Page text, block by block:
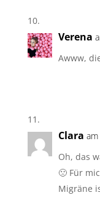
Verena
Awww,
Clara
Oh, das
🙁 Für
Migräne